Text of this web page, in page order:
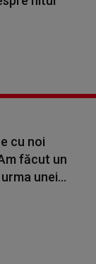
cu noi
făcut un
unei...